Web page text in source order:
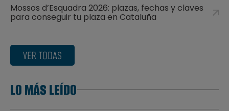
Mossos d’Esquadra 2026: plazas, fechas y claves
para conseguir tu plaza en Cataluña
VER TODAS
LO MÁS LEÍDO